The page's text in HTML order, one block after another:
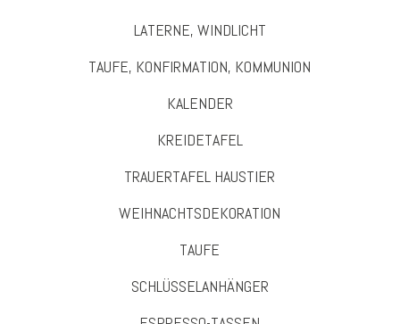
LATERNE, WINDLICHT
TAUFE, KONFIRMATION, KOMMUNION
KALENDER
KREIDETAFEL
TRAUERTAFEL HAUSTIER
WEIHNACHTSDEKORATION
TAUFE
SCHLÜSSELANHÄNGER